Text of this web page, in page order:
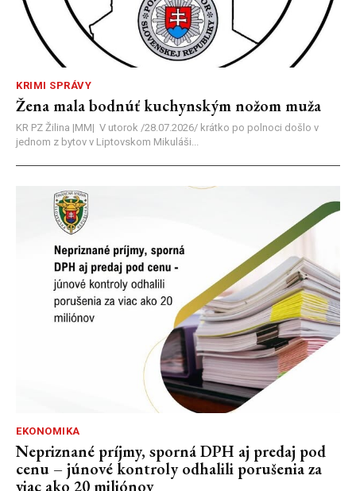
KRIMI SPRÁVY
Žena mala bodnúť kuchynským nožom muža
KR PZ Žilina |MM| V utorok /28.07.2026/ krátko po polnoci došlo v
jednom z bytov v Liptovskom Mikuláši...
EKONOMIKA
Nepriznané príjmy, sporná DPH aj predaj pod
cenu – júnové kontroly odhalili porušenia za
viac ako 20 miliónov